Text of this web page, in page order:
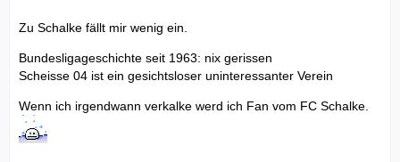
Zu Schalke fällt mir wenig ein.
Bundesligageschichte seit 1963: nix gerissen
Scheisse 04 ist ein gesichtsloser uninteressanter Verein
Wenn ich irgendwann verkalke werd ich Fan vom FC Schalke.